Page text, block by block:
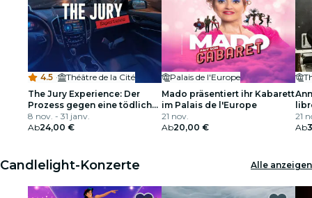
4.5 ·
Théâtre de la Cité
The Jury Experience: Der
Prozess gegen eine tödliche
KI
8 nov. - 31 janv.
Ab24,00 €
Palais de l'Europe
Mado präsentiert ihr Kabarett
im Palais de l'Europe
21 nov.
Ab20,00 €
21
Ab
Candlelight-Konzerte Alle anzeigen